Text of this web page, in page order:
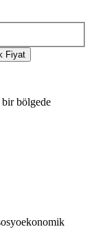
Fiyat
bölgede